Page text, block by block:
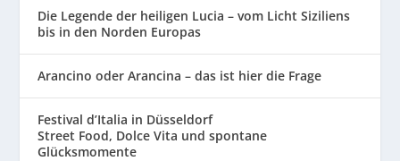
Die Legende der heiligen Lucia – vom Licht Siziliens
bis in den Norden Europas
Arancino oder Arancina – das ist hier die Frage
Festival d’Italia in Düsseldorf
Street Food, Dolce Vita und spontane
Glücksmomente